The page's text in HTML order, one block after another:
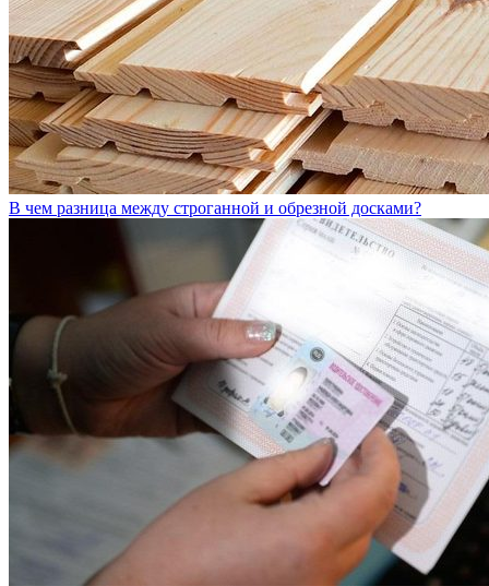
В чем разница между строганной и обрезной досками?